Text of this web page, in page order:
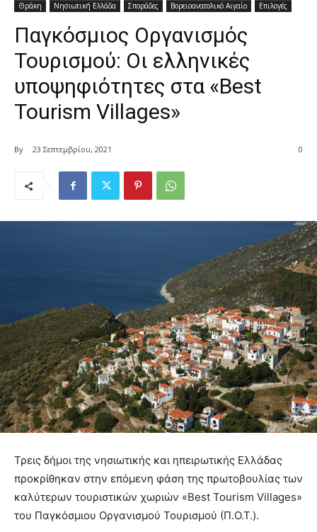
Θράκη Νησιωτική Ελλάδα Σποράδες Βορειοανατολικό Αιγαίο Επιλογές
Παγκόσμιος Οργανισμός
Τουρισμού: Οι ελληνικές
υποψηφιότητες στα «Best
Tourism Villages»
By 23 Σεπτεμβρίου, 2021 0
Τρεις δήμοι της νησιωτικής και ηπειρωτικής Ελλάδας
προκρίθηκαν στην επόμενη φάση της πρωτοβουλίας των
καλύτερων τουριστικών χωριών «Best Tourism Villages»
του Παγκόσμιου Οργανισμού Τουρισμού (Π.Ο.Τ.).